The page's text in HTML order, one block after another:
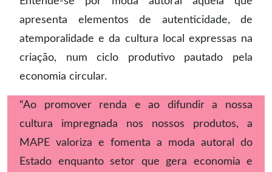
apresenta elementos de autenticidade, de
atemporalidade e da cultura local expressas na
criação, num ciclo produtivo pautado pela
economia circular.
“Ao promover renda e ao difundir a nossa
cultura impregnada nos nossos produtos, a
MAPE valoriza e fomenta a moda autoral do
Estado enquanto setor que gera economia e